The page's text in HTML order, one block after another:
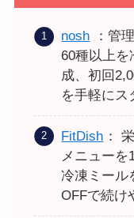
nosh
：管
60種以上を
成、初回
を手軽にス
FitDish ：
メニューを
冷凍ミール
OFFで続け